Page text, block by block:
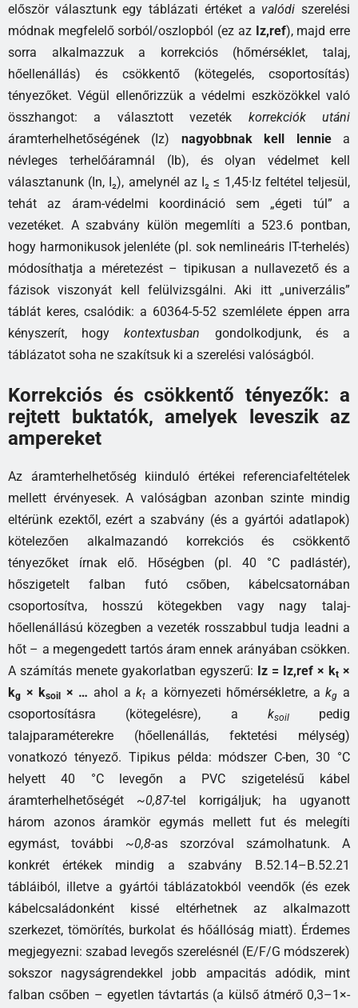
először választunk egy táblázati értéket a valódi szerelési
módnak megfelelő sorból/oszlopból (ez az Iz,ref), majd erre
sorra alkalmazzuk a korrekciós (hőmérséklet, talaj,
hőellenállás) és csökkentő (kötegelés, csoportosítás)
tényezőket. Végül ellenőrizzük a védelmi eszközökkel való
összhangot: a választott vezeték korrekciók utáni
áramterhelhetőségének (Iz) nagyobbnak kell lenniea
névleges terhelőáramnál (Ib), és olyan védelmet kell
választanunk (In, I₂), amelynél az I₂ ≤ 1,45·Iz feltétel teljesül,
tehát az áram-védelmi koordináció sem „égeti túl” a
vezetéket. A szabvány külön megemlíti a 523.6 pontban,
hogy harmonikusok jelenléte (pl. sok nemlineáris IT-terhelés)
módosíthatja a méretezést – tipikusan a nullavezető és a
fázisok viszonyát kell felülvizsgálni. Aki itt „univerzális”
táblát keres, csalódik: a 60364-5-52 szemlélete éppen arra
kényszerít, hogykontextusban gondolkodjunk, és a
táblázatot soha ne szakítsuk ki a szerelési valóságból.
Korrekciós és csökkentő tényezők: a
rejtett buktatók, amelyek leveszik az
ampereket
Az áramterhelhetőség kiinduló értékei referenciafeltételek
mellett érvényesek. A valóságban azonban szinte mindig
eltérünk ezektől, ezért a szabvány (és a gyártói adatlapok)
kötelezően alkalmazandó korrekciós és csökkentő
tényezőket írnak elő. Hőségben (pl. 40 °C padlástér),
hőszigetelt falban futó csőben, kábelcsatornában
csoportosítva, hosszú kötegekben vagy nagy talaj-
hőellenállású közegben a vezeték rosszabbul tudja leadni a
hőt – a megengedett tartós áram ennek arányában csökken.
A számítás menete gyakorlatban egyszerű: Iz = Iz,ref × kt ×
kg × ksoil × … ahol akt a környezeti hőmérsékletre, akg a
csoportosításra (kötegelésre), a ksoilpedig
talajparaméterekre (hőellenállás, fektetési mélység)
vonatkozó tényező. Tipikus példa: módszer C-ben, 30 °C
helyett 40 °C levegőn a PVC szigetelésű kábel
áramterhelhetőségét ~0,87-tel korrigáljuk; ha ugyanott
három azonos áramkör egymás mellett fut és melegíti
egymást, további ~0,8-as szorzóval számolhatunk. A
konkrét értékek mindig a szabvány B.52.14–B.52.21
tábláiból, illetve a gyártói táblázatokból veendők (és ezek
kábelcsaládonként kissé eltérhetnek az alkalmazott
szerkezet, tömörítés, burkolat és hőállóság miatt). Érdemes
megjegyezni: szabad levegős szerelésnél (E/F/G módszerek)
sokszor nagyságrendekkel jobb ampacitás adódik, mint
falban csőben – egyetlen távtartás (a külső átmérő 0,3–1×-